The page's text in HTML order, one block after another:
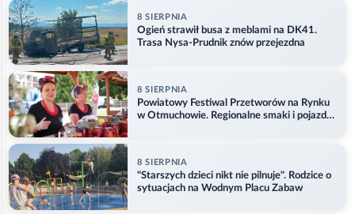
8 SIERPNIA
Ogień strawił busa z meblami na DK41.
Trasa Nysa-Prudnik znów przejezdna
8 SIERPNIA
Powiatowy Festiwal Przetworów na Rynku
w Otmuchowie. Regionalne smaki i pojazdy
8 SIERPNIA
"Starszych dzieci nikt nie pilnuje". Rodzice o
sytuacjach na Wodnym Placu Zabaw